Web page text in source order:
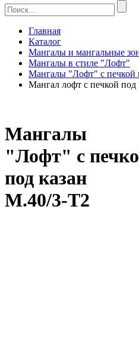
Главная
Каталог
Мангалы и мангальные
Мангалы в стиле "Лофт"
Мангалы "Лофт" с печкой
Мангал лофт с печкой
Мангалы
"Лофт" с
под казан
М.40/3-Т2